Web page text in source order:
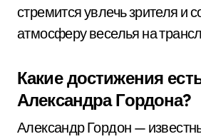
стремится увлечь зрителя и
атмосферу веселья на
Какие достижения
Александра Гордона?
Александр Гордон —